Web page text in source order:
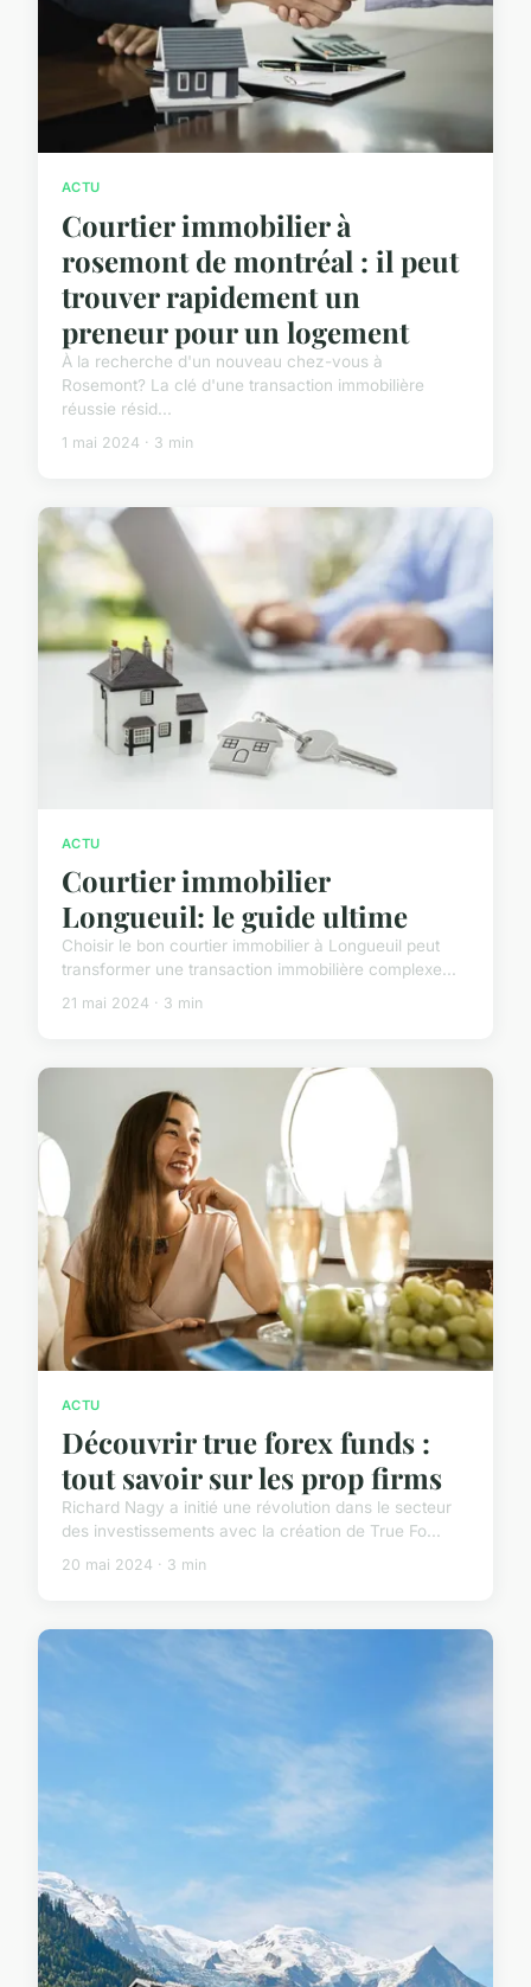
ACTU
Courtier immobilier à
rosemont de montréal : il peut
trouver rapidement un
preneur pour un logement
À la recherche d'un nouveau chez-vous à
Rosemont? La clé d'une transaction immobilière
réussie résid...
1 mai 2024 · 3 min
ACTU
Courtier immobilier
Longueuil: le guide ultime
Choisir le bon courtier immobilier à Longueuil peut
transformer une transaction immobilière complexe...
21 mai 2024 · 3 min
ACTU
Découvrir true forex funds :
tout savoir sur les prop firms
Richard Nagy a initié une révolution dans le secteur
des investissements avec la création de True Fo...
20 mai 2024 · 3 min